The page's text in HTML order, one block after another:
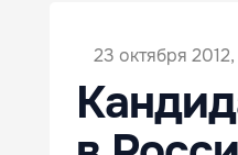
23 октября